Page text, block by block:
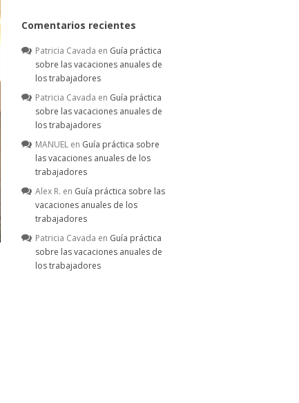
Comentarios recientes
Patricia Cavada en Guía práctica
sobre las vacaciones anuales de
los trabajadores
Patricia Cavada en Guía práctica
sobre las vacaciones anuales de
los trabajadores
MANUEL en Guía práctica sobre
las vacaciones anuales de los
trabajadores
Alex R. en Guía práctica sobre las
vacaciones anuales de los
trabajadores
Patricia Cavada en Guía práctica
sobre las vacaciones anuales de
los trabajadores